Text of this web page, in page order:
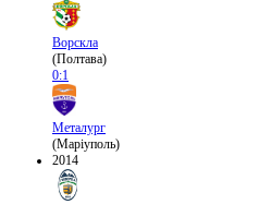
Ворскла
(Полтава)
0:1
Металург
(Маріуполь)
2014